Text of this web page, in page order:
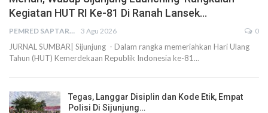
Kegiatan HUT RI Ke-81 Di Ranah Lansek…
PEMRED SAPTARIUS 3 Agu 2026 0
JURNAL SUMBAR| Sijunjung - Dalam rangka memeriahkan Hari Ulang
Tahun (HUT) Kemerdekaan Republik Indonesia ke-81…
Tegas, Langgar Disiplin dan Kode Etik, Empat
Polisi Di Sijunjung…